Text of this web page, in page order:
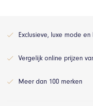
Exclusieve, luxe mode
Vergelijk online prijzen
Meer dan 100 merken